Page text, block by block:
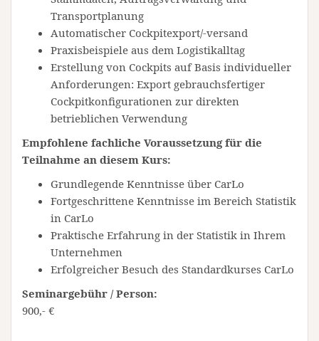
Transportplanung
Automatischer Cockpitexport/-versand
Praxisbeispiele aus dem Logistikalltag
Erstellung von Cockpits auf Basis individueller
Anforderungen: Export gebrauchsfertiger
Cockpitkonfigurationen zur direkten
betrieblichen Verwendung
Empfohlene fachliche Voraussetzung für die
Teilnahme an diesem Kurs:
Grundlegende Kenntnisse über CarLo
Fortgeschrittene Kenntnisse im Bereich Statistik
in CarLo
Praktische Erfahrung in der Statistik in Ihrem
Unternehmen
Erfolgreicher Besuch des Standardkurses CarLo
Seminargebühr / Person:
900,- €